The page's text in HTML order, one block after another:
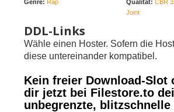
Genre: Rap Qualität: CBR
Joint
DDL-Links
Wähle einen Hoster. Sofern die
diese untereinander kompatibel.
Kein freier Download-Slot
dir jetzt bei Filestore.to
unbegrenzte,